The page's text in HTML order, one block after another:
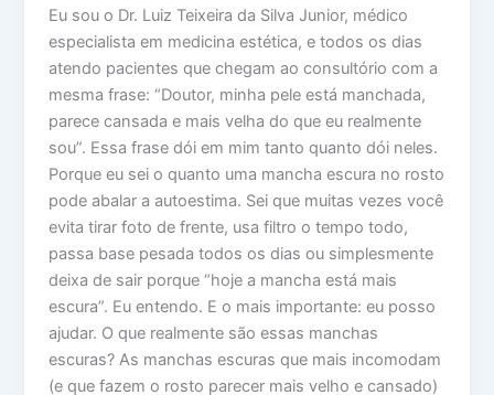
Eu sou o Dr. Luiz Teixeira da Silva Junior, médico
especialista em medicina estética, e todos os dias
atendo pacientes que chegam ao consultório com a
mesma frase: “Doutor, minha pele está manchada,
parece cansada e mais velha do que eu realmente
sou”. Essa frase dói em mim tanto quanto dói neles.
Porque eu sei o quanto uma mancha escura no rosto
pode abalar a autoestima. Sei que muitas vezes você
evita tirar foto de frente, usa filtro o tempo todo,
passa base pesada todos os dias ou simplesmente
deixa de sair porque “hoje a mancha está mais
escura”. Eu entendo. E o mais importante: eu posso
ajudar. O que realmente são essas manchas
escuras? As manchas escuras que mais incomodam
(e que fazem o rosto parecer mais velho e cansado)